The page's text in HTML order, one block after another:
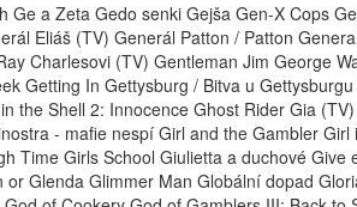
Ge a Zeta Gedo senki Gejša Gen-X Cops
Eliáš (TV) Generál Patton / Patton
Charlesovi (TV) Gentleman Jim George
Getting In Gettysburg / Bitva u
the Shell 2: Innocence Ghost Rider Gia
- mafie nespí Girl and the Gambler
Time Girls School Giulietta a duchové
Glenda Glimmer Man Globální dopad